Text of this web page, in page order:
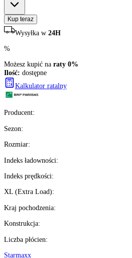
540zł/szt.
brutto z VAT
Darmowa dostawa
Ilość: dostępne
2szt.
Możesz kupić na
Ilość: dostępne
Kalkulator ratalny
Producent:
Sezon :